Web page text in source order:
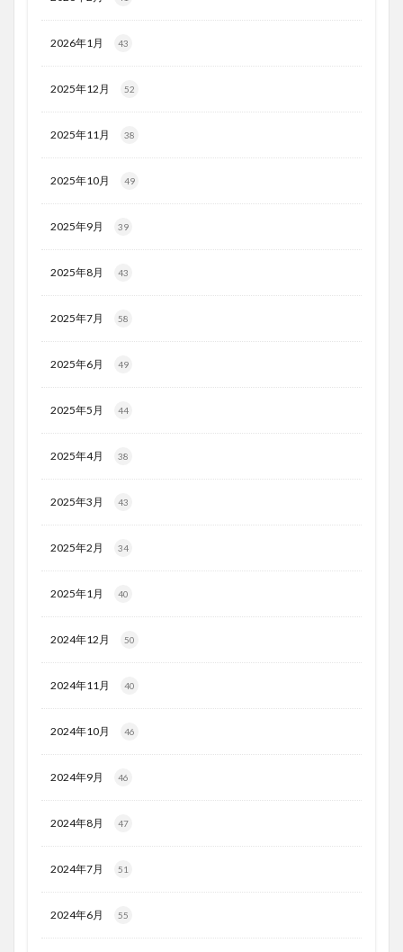
2026年1月 43
2025年12月 52
2025年11月 38
2025年10月 49
2025年9月 39
2025年8月 43
2025年7月 58
2025年6月 49
2025年5月 44
2025年4月 38
2025年3月 43
2025年2月 34
2025年1月 40
2024年12月 50
2024年11月 40
2024年10月 46
2024年9月 46
2024年8月 47
2024年7月 51
2024年6月 55